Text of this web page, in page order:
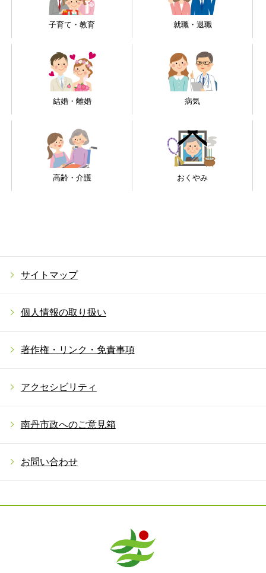
子育て・教育 就職・退職
結婚・離婚 病気
高齢・介護 おくやみ
サイトマップ
個人情報の取り扱い
著作権・リンク・免責事項
アクセシビリティ
南丹市政へのご意見箱
お問い合わせ